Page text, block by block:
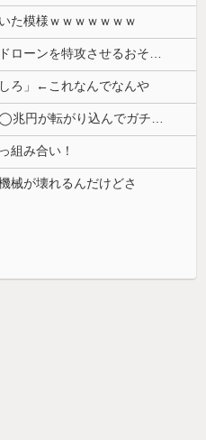
た模様ｗｗｗｗｗｗｗ
【動画】野菜売りのおじさんにドローンを特攻させるおそロシア。
ろ」←これなんでなんや
【速報】秋田県、オイルマネー◯兆円が転がり込んでガチで東北最強へ
組み合い！
械が壊れるんだけどさ